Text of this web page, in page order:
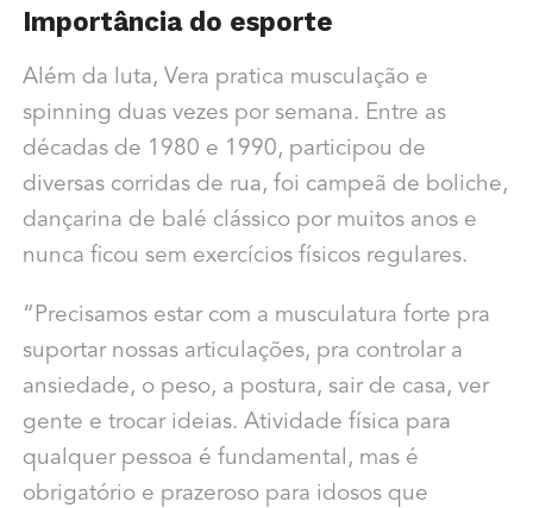
Importância do esporte
Além da luta, Vera pratica musculação e
spinning duas vezes por semana. Entre as
décadas de 1980 e 1990, participou de
diversas corridas de rua, foi campeã de boliche,
dançarina de balé clássico por muitos anos e
nunca ficou sem exercícios físicos regulares.
“Precisamos estar com a musculatura forte pra
suportar nossas articulações, pra controlar a
ansiedade, o peso, a postura, sair de casa, ver
gente e trocar ideias. Atividade física para
qualquer pessoa é fundamental, mas é
obrigatório e prazeroso para idosos que